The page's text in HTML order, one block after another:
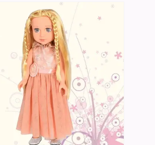
Купити
Залишилось 4 дні